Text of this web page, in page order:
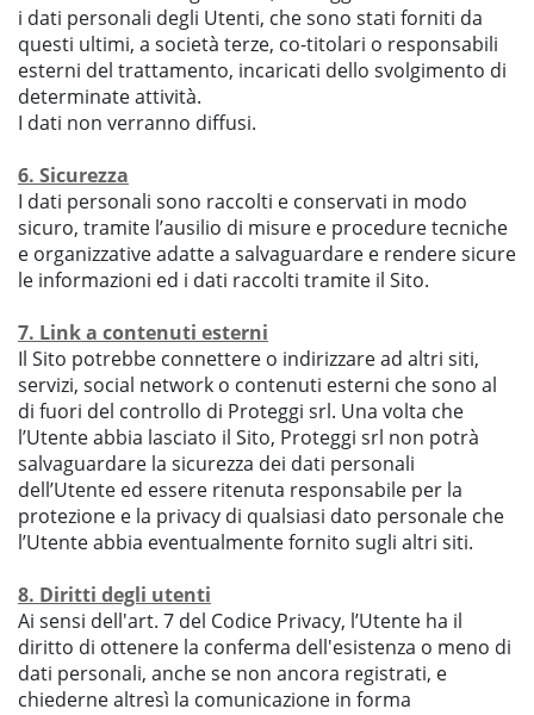
i dati personali degli Utenti, che sono stati forniti da
questi ultimi, a società terze, co-titolari o responsabili
esterni del trattamento, incaricati dello svolgimento di
determinate attività.
I dati non verranno diffusi.
6. Sicurezza
I dati personali sono raccolti e conservati in modo
sicuro, tramite l’ausilio di misure e procedure tecniche
e organizzative adatte a salvaguardare e rendere sicure
le informazioni ed i dati raccolti tramite il Sito.
7. Link a contenuti esterni
Il Sito potrebbe connettere o indirizzare ad altri siti,
servizi, social network o contenuti esterni che sono al
di fuori del controllo di Proteggi srl. Una volta che
l’Utente abbia lasciato il Sito, Proteggi srl non potrà
salvaguardare la sicurezza dei dati personali
dell’Utente ed essere ritenuta responsabile per la
protezione e la privacy di qualsiasi dato personale che
l’Utente abbia eventualmente fornito sugli altri siti.
8. Diritti degli utenti
Ai sensi dell'art. 7 del Codice Privacy, l’Utente ha il
diritto di ottenere la conferma dell'esistenza o meno di
dati personali, anche se non ancora registrati, e
chiederne altresì la comunicazione in forma